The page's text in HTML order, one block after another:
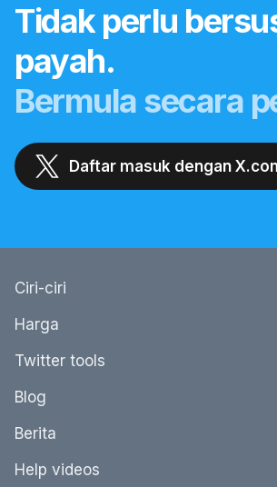
Tidak perlu
payah.
Bermula secara
Daftar masuk dengan
Ciri-ciri
Harga
Twitter tools
Blog
Berita
Help videos